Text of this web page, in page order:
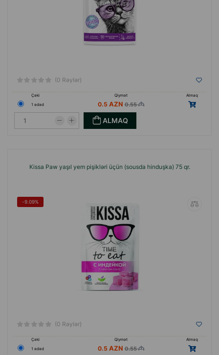
(0 Rəylər)
Çəki Qiymət
Almaq
1 ədəd
0.5 0.55
ALMAQ
Kissa Paw yaşıl yem pişikləri üçün (sousda hinduşka) 75 qr.
-9.09%
(0 Rəylər)
Çəki Qiymət
Almaq
1 ədəd
0.5 0.55